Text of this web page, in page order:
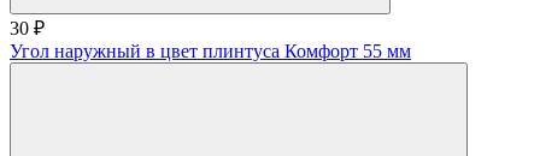
30 ₽
Угол наружный в цвет плинтуса Комфорт 55 мм